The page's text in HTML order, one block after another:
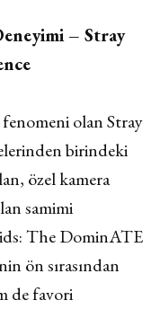
– Stray
olan Stray
birindeki
özel kamera
samimi
The DominATE
ön sırasından
de favori